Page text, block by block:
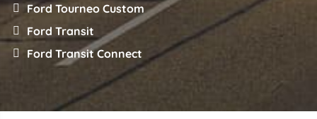
Ford Tourneo Custom
Ford Transit
Ford Transit Connect